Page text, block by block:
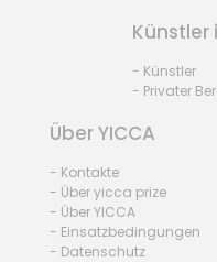
- Künstler
- Privater
Über YICCA
- Kontakte
- Über yicca prize
- Über YICCA
- Einsatzbedingungen
- Datenschutz